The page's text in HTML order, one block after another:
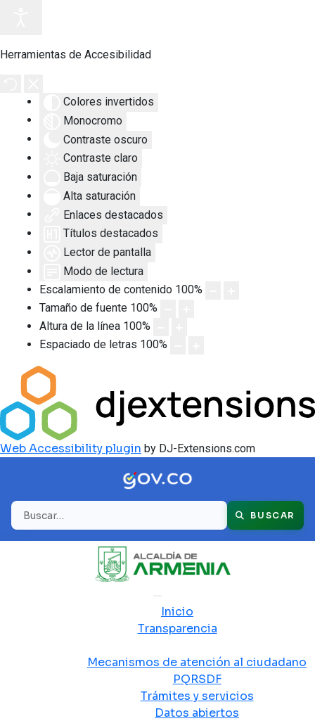
Herramientas de Accesibilidad
Colores invertidos
Monocromo
Contraste oscuro
Contraste claro
Baja saturación
Alta saturación
Enlaces destacados
Títulos destacados
Lector de pantalla
Modo de lectura
Escalamiento de contenido 100%
Tamaño de fuente 100%
Altura de la línea 100%
Espaciado de letras 100%
Web Accessibility plugin by DJ-Extensions.com
Buscar BUSCAR
Inicio
Transparencia
Mecanismos de atención al ciudadano
PQRSDF
Trámites y servicios
Datos abiertos